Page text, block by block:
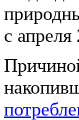
с апреля